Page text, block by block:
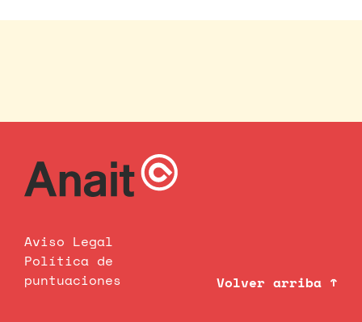
Aviso Legal
Política de
puntuaciones
Volver arriba ↑